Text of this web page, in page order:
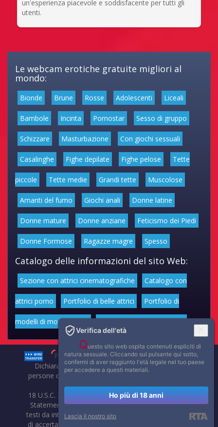
un'esperienza piacevole e soddisfacente per tutti gli
utenti.
Le webcam erotiche gratuite migliori al
mondo:
Bionde Brune Rosse Adolescenti Liceali
Bambole Incinta Pornostar Sesso di gruppo
Schizzare Masturbazione Con giochi sessuali
Casalinghe Fighe depilate Fighe pelose Tette
piccole Tette medie Grandi tette Muscolose
Amanti del fumo Giochi anali Donne latine
Donne mature Donne anziane Feticismo dei Piedi
Donne Formose Ragazze magre Spesso
Catalogo delle informazioni del sito Web:
Sezione con attrici cinematografiche Catalogo con
attrici porno Portfolio di belle attrici Portfolio di
modelli di moda volgari
Dichiarazione di non responsabilità: tutti i membri e le
persone che compaiono su questo sito hanno almeno 18
anni.
18 U.S.C. 2257 Record-Keeping Requirements Compliance
Statement. Affaritaliani, prima di pubblicare foto, video o
testi da internet, compie tutte le opportune verifiche al fine
di accertarne il libero regime di circolazione e non violare i
Verifica dell'età
Questo sito web ospita contenuti espliciti di
natura sessuale. Cliccando sul pulsante qui sotto,
confermi di aver raggiunto l'età legale nel tuo paese
per accedere a questi materiali.
Ho più di 18 anni
Lascia il nostro sito